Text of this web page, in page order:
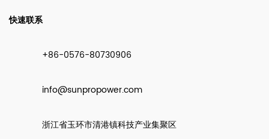
快速联系
+86-0576-80730906
info@sunpropower.com
浙江省玉环市清港镇科技产业集聚区